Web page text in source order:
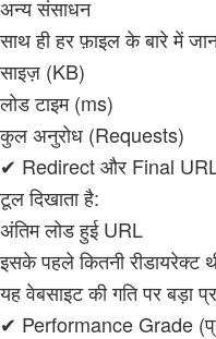
अन्य संसाधन
साथ ही हर फ़ाइल के बारे में
साइज़ (KB)
लोड टाइम (ms)
कुल अनुरोध (Requests)
✔ Redirect और Final URL
टूल दिखाता है:
अंतिम लोड हुई URL
इसके पहले कितनी रीडायरेक्ट
यह वेबसाइट की गति पर बड़ा
✔ Performance Grade